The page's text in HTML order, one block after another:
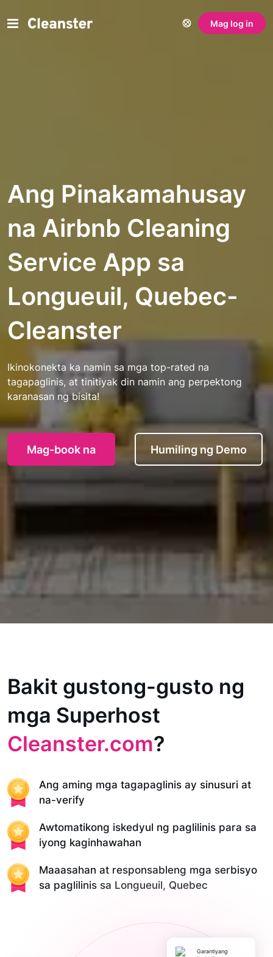
Mag log in
Ang Pinakamahusay
na Airbnb Cleaning
Service App sa
Longueuil, Quebec-
Cleanster
Ikinokonekta ka namin sa mga top-rated na
tagapaglinis, at tinitiyak din namin ang perpektong
karanasan ng bisita!
Mag-book na Humiling ng Demo
Bakit gustong-gusto ng
mga Superhost
Cleanster.com?
Ang aming mga tagapaglinis ay sinusuri at
na-verify
Awtomatikong iskedyul ng paglilinis para sa
iyong kaginhawahan
Maaasahan at responsableng mga serbisyo
sa paglilinis sa Longueuil, Quebec
Garantiyang